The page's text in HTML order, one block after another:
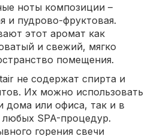
ноты композиции –
и пудрово-фруктовая.
этот аромат как
и свежий, мягко
помещения.
не содержат спирта и
Их можно использовать
дома или офиса, так и в
любых SPA-процедур.
горения свечи